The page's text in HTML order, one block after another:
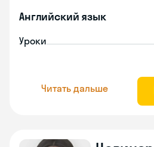
Английский язык
Уроки
Читать дальше